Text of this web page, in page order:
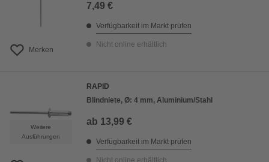
Merken
7,49 €
Verfügbarkeit im Markt prüfen
Nicht online erhältlich
Weitere
Ausführungen
RAPID
Blindniete, Ø: 4 mm, Aluminium/Stahl
ab 13,99 €
Verfügbarkeit im Markt prüfen